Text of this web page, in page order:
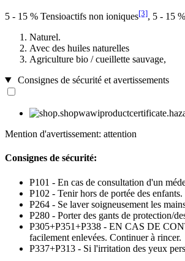
5 - 15 % Tensioactifs non ioniques[3], 5 - 15
Naturel.
Avec des huiles naturelles
Agriculture bio / cueillette sauvage,
Consignes de sécurité et avertissements
Mention d'avertissement: attention
Consignes de sécurité:
P101 - En cas de consultation d'un
P102 - Tenir hors de portée des enfants.
P264 - Se laver soigneusement les
P280 - Porter des gants de protection/
P305+P351+P338 - EN CAS DE
facilement enlevées. Continuer à rincer.
P337+P313 - Si l'irritation des yeux